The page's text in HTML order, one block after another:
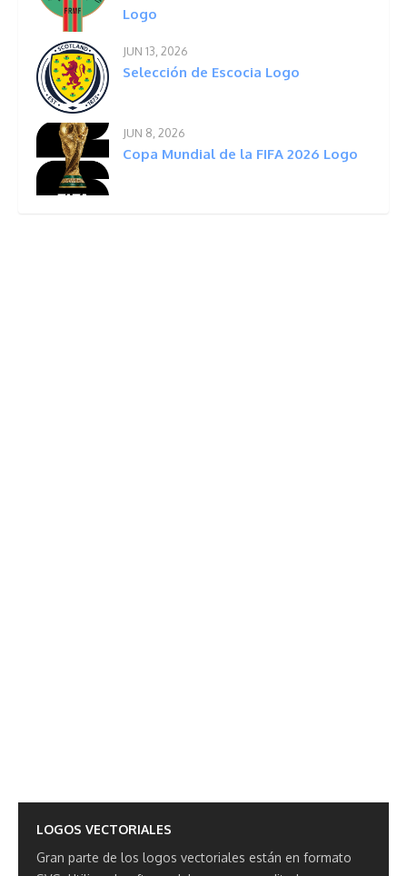
Logo
JUN 13, 2026
Selección de Escocia Logo
JUN 8, 2026
Copa Mundial de la FIFA 2026 Logo
LOGOS VECTORIALES
Gran parte de los logos vectoriales están en formato